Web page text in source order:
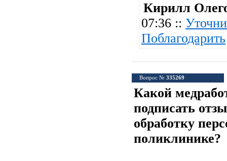
Кирилл
07:36 ::
Поблагодарить
Вопрос № 335269
Какой
подписать
обработку
поликлинике?